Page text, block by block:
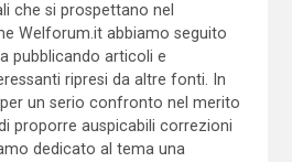
che si prospettano nel
Welforum.it abbiamo seguito
pubblicando articoli e
ripresi da altre fonti. In
un serio confronto nel merito
proporre auspicabili correzioni
dedicato al tema una